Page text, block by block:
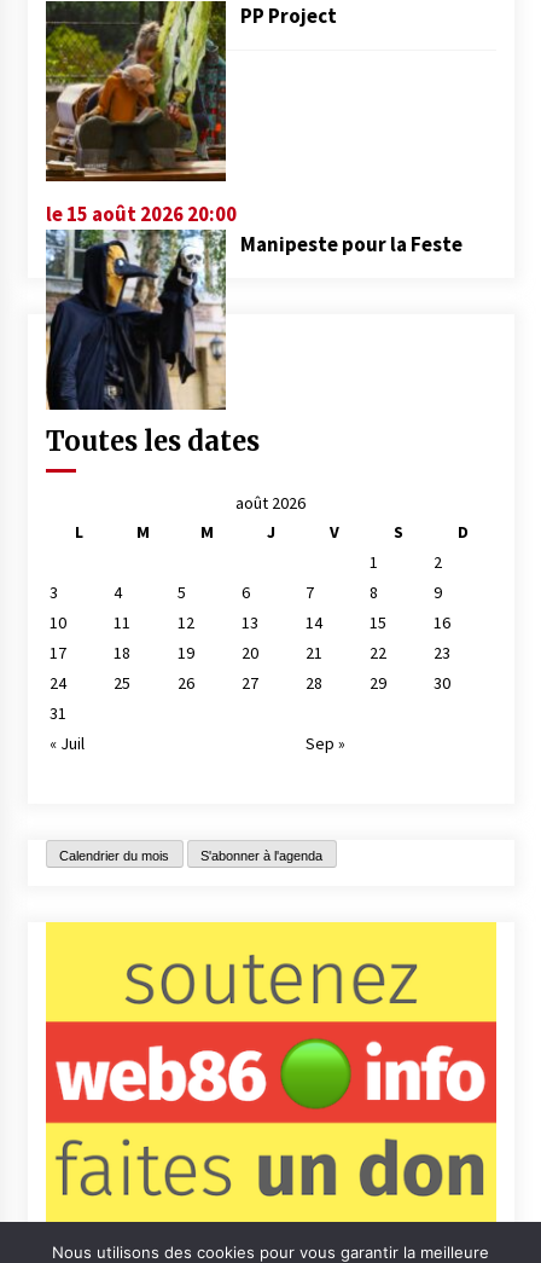
PP Project
le 15 août 2026 20:00
Manipeste pour la Feste
Toutes les dates
août 2026
L
M M J V S
D
1
2
3
4 5 6 7 8
9
10
11 12 13 14 15
16
17
18 19 20 21 22
23
24
25 26 27 28 29
30
31
« Juil
Sep »
Calendrier du mois S'abonner à l'agenda
Nous utilisons des cookies pour vous garantir la meilleure